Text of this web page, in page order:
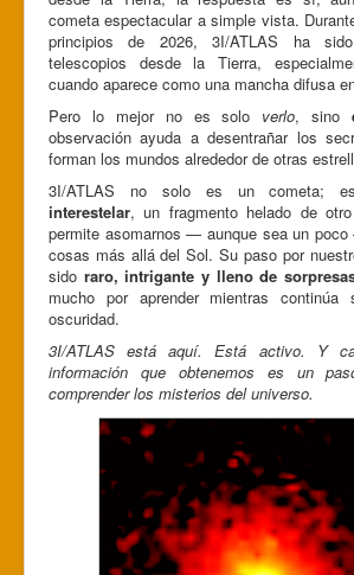
cometa espectacular a simple vista.
principios de 2026, 3I/ATLAS ha
telescopios desde la Tierra,
cuando aparece como una mancha difusa
Pero lo mejor no es solo verlo, sino
observación ayuda a desentrañar los
forman los mundos alrededor de otras
3I/ATLAS no solo es un cometa;
interestelar, un fragmento helado de
permite asomarnos — aunque sea un
cosas más allá del Sol. Su paso por
sido raro, intrigante y lleno de
mucho por aprender mientras
oscuridad.
3I/ATLAS está aquí. Está activo. Y
información que obtenemos es un
comprender los misterios del universo.